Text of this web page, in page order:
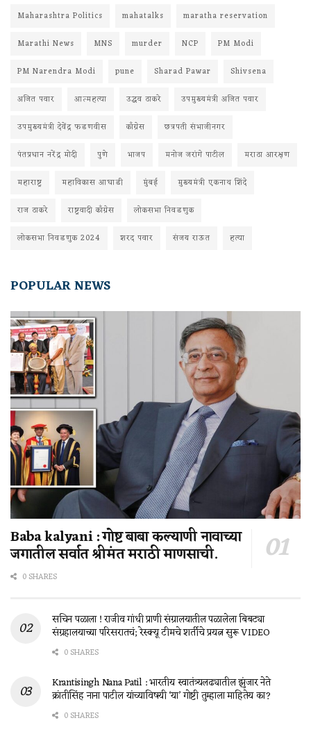
Maharashtra Politics mahatalks
maratha reservation
Marathi News
MNS murder NCP
PM Modi
PM Narendra Modi
pune Sharad Pawar
Shivsena
अजित पवार
आत्महत्या उद्धव ठाकरे
उपमुख्यमंत्री अजित पवार
उपमुख्यमंत्री देवेंद्र फडणवीस
काँग्रेस
छत्रपती संभाजीनगर
पंतप्रधान नरेंद्र मोदी
पुणे भाजप मनोज जरांगे पाटील
मराठा आरक्षण
महाराष्ट्र
महाविकास आघाडी मुंबई
मुख्यमंत्री एकनाथ शिंदे
राज ठाकरे
राष्ट्रवादी काँग्रेस
लोकसभा निवडणुक
लोकसभा निवडणुक 2024
शरद पवार संजय राऊत हत्या
POPULAR NEWS
Baba kalyani : गोष्ट बाबा कल्याणी नावाच्या
जगातील सर्वात श्रीमंत मराठी माणसाची.
0 SHARES
सचिन पळाला ! राजीव गांधी प्राणी संग्रालयातील पळालेला बिबट्या
संग्रहालयाच्या परिसरातचं; रेस्क्यू टीमचे शर्तीचे प्रयत्न सुरू VIDEO
0 SHARES
Krantisingh Nana Patil : भारतीय स्वातंत्र्यलढ्यातील झुंजार नेते
क्रांतीसिंह नाना पाटील यांच्याविषयी ‘या’ गोष्टी तुम्हाला माहितेय का?
0 SHARES